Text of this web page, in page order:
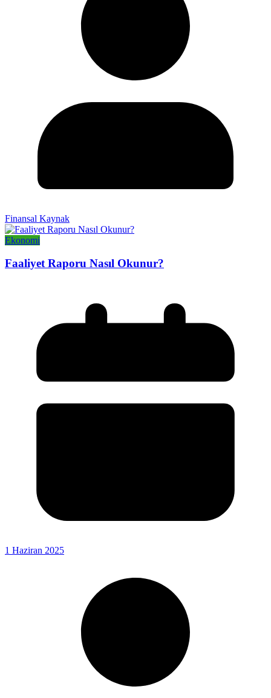
Finansal Kaynak
Ekonomi
Faaliyet Raporu Nasıl Okunur?
1 Haziran 2025